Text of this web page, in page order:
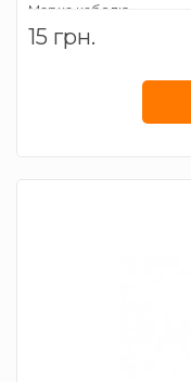
Марка кабелю
Матеріал провідника
15 грн.